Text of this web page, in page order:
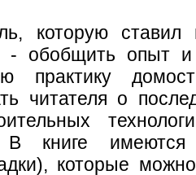
которую ставил
- обобщить опыт и
практику
читателя о
В книге
которые